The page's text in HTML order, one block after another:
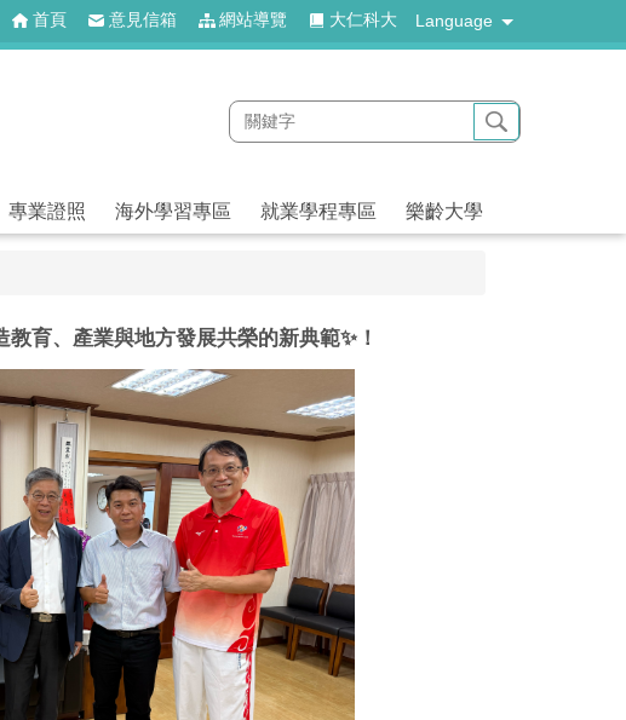
首頁 意見信箱 網站導覽 大仁科大 Language
專業證照 海外學習專區 就業學程專區 樂齡大學
育、產業與地方發展共榮的新典範✨！